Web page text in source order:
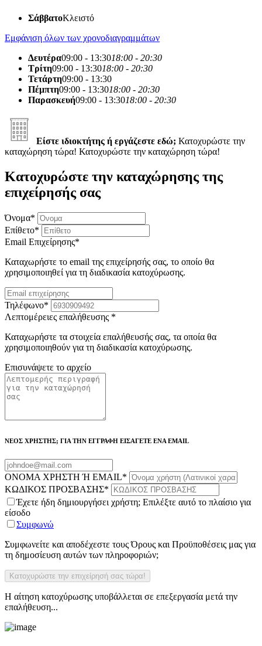
ΣάββατοΚλειστό
Εμφάνιση όλων των χρονοδιαγραμμάτων
Δευτέρα09:00 - 13:3018:00 - 20:30
Τρίτη09:00 - 13:3018:00 - 20:30
Τετάρτη09:00 - 13:30
Πέμπτη09:00 - 13:3018:00 - 20:30
Παρασκευή09:00 - 13:3018:00 - 20:30
Είστε ιδιοκτήτης ή εργάζεστε εδώ; Κατοχυρώστε την
καταχώρηση τώρα! Κατοχυρώστε την καταχώρηση τώρα!
Κατοχυρώστε την καταχώρησης της
επιχείρησής σας
Όνομα*
Επίθετο*
Email Επιχείρησης*
Καταχωρήστε το email της επιχείρησής σας, το οποίο θα
χρησιμοποιηθεί για τη διαδικασία κατοχύρωσης.
Τηλέφωνο*
Λεπτομέρειες επαλήθευσης *
Καταχωρήστε τα στοιχεία επαλήθευσής σας, τα οποία θα
χρησιμοποιηθούν για τη διαδικασία κατοχύρωσης.
Επισυνάψετε το αρχείο
ΝΕΟΣ ΧΡΗΣΤΗΣ; ΓΙΑ ΤΗΝ ΕΓΓΡΑΦΗ ΕΙΣΑΓΕΤΕ ΕΝΑ EMAIL
ΟΝΟΜΑ ΧΡΗΣΤΗ Ή EMAIL*
ΚΩΔΙΚΟΣ ΠΡΟΣΒΑΣΗΣ*
Έχετε ήδη δημιουργήσει χρήστη; Επιλέξτε αυτό το πλαίσιο για
είσοδο
Συμφωνώ
Συμφωνείτε και αποδέχεστε τους Όρους και Προϋποθέσεις μας για
τη δημοσίευση αυτών των πληροφοριών;
Η αίτηση κατοχύρωσης υποβάλλεται σε επεξεργασία μετά την
επαλήθευση...